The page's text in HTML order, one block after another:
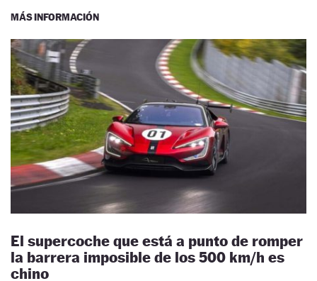
MÁS INFORMACIÓN
El supercoche que está a punto de romper
la barrera imposible de los 500 km/h es
chino